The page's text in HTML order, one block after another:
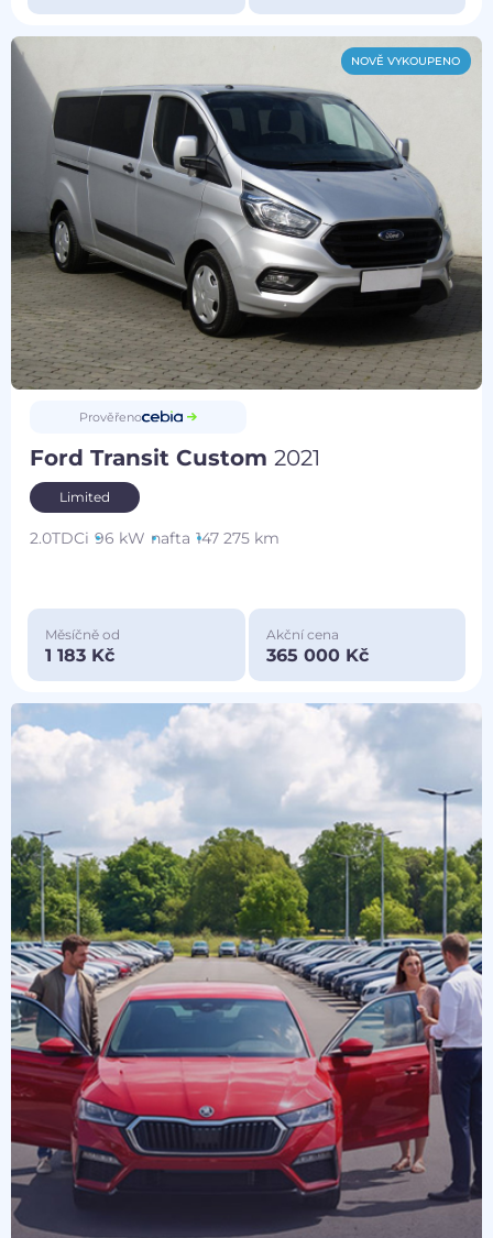
NOVĚ VYKOUPENO
Prověřeno
Ford Transit Custom2021
Limited
2.0TDCi 96 kW nafta 147 275 km
Měsíčně od
1 183 Kč
Akční cena
365 000 Kč